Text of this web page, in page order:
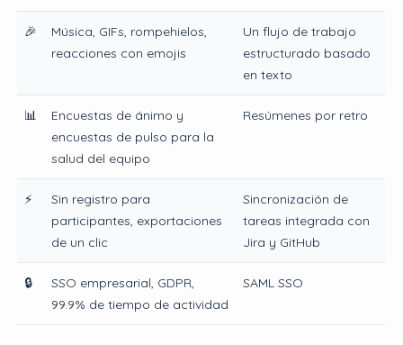
🎉
Música, GIFs, rompehielos,
reacciones con emojis
Un flujo de trabajo
estructurado basado
en texto
📊
Encuestas de ánimo y
encuestas de pulso para la
salud del equipo
Resúmenes por retro
⚡
Sin registro para
participantes, exportaciones
de un clic
Sincronización de
tareas integrada con
Jira y GitHub
🔒
SSO empresarial, GDPR,
99.9% de tiempo de actividad
SAML SSO